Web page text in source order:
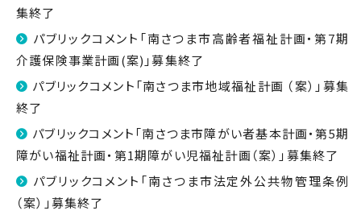
集終了
パブリックコメント「南さつま市高齢者福祉計画・第7期
介護保険事業計画(案)」募集終了
パブリックコメント「南さつま市地域福祉計画 （案）」募集
終了
パブリックコメント「南さつま市障がい者基本計画・第5期
障がい福祉計画・第1期障がい児福祉計画（案）」募集終了
パブリックコメント「南さつま市法定外公共物管理条例
（案）」募集終了